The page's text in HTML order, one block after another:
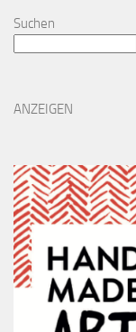
Suchen
ANZEIGEN